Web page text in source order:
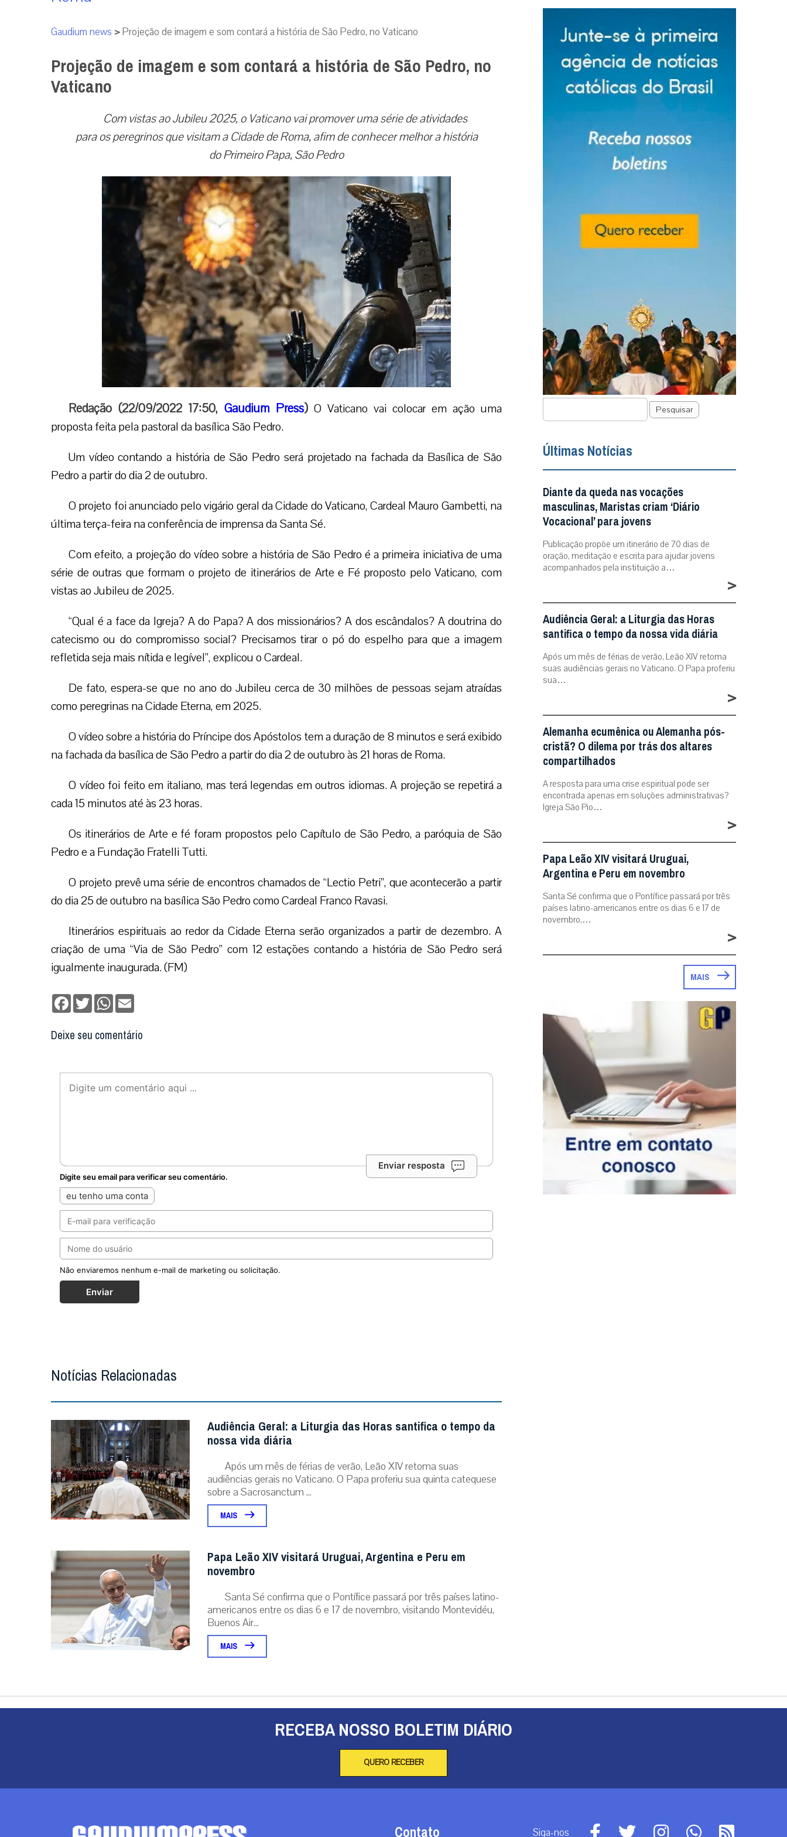
Gaudium news >Projeção de imagem e som contará a história de São Pedro, no Vaticano
Projeção de imagem e som contará a história de São Pedro, no
Vaticano
Com vistas ao Jubileu 2025, o Vaticano vai promover uma série de atividades
para os peregrinos que visitam a Cidade de Roma, afim de conhecer melhor a história
do Primeiro Papa, São Pedro
Redação (22/09/2022 17:50, Gaudium Press) O Vaticano vai colocar em ação uma
proposta feita pela pastoral da basílica São Pedro.
Um vídeo contando a história de São Pedro será projetado na fachada da Basílica de São
Pedro a partir do dia 2 de outubro.
O projeto foi anunciado pelo vigário geral da Cidade do Vaticano, Cardeal Mauro Gambetti, na
última terça-feira na conferência de imprensa da Santa Sé.
Com efeito, a projeção do vídeo sobre a história de São Pedro é a primeira iniciativa de uma
série de outras que formam o projeto de itinerários de Arte e Fé proposto pelo Vaticano, com
vistas ao Jubileu de 2025.
“Qual é a face da Igreja? A do Papa? A dos missionários? A dos escândalos? A doutrina do
catecismo ou do compromisso social? Precisamos tirar o pó do espelho para que a imagem
refletida seja mais nítida e legível”, explicou o Cardeal.
De fato, espera-se que no ano do Jubileu cerca de 30 milhões de pessoas sejam atraídas
como peregrinas na Cidade Eterna, em 2025.
O vídeo sobre a história do Príncipe dos Apóstolos tem a duração de 8 minutos e será exibido
na fachada da basílica de São Pedro a partir do dia 2 de outubro às 21 horas de Roma.
O vídeo foi feito em italiano, mas terá legendas em outros idiomas. A projeção se repetirá a
cada 15 minutos até às 23 horas.
Os itinerários de Arte e fé foram propostos pelo Capítulo de São Pedro, a paróquia de São
Pedro e a Fundação Fratelli Tutti.
O projeto prevê uma série de encontros chamados de “Lectio Petri”, que acontecerão a partir
do dia 25 de outubro na basílica São Pedro como Cardeal Franco Ravasi.
Itinerários espirituais ao redor da Cidade Eterna serão organizados a partir de dezembro. A
criação de uma “Via de São Pedro” com 12 estações contando a história de São Pedro será
igualmente inaugurada. (FM)
Facebook
TwitterWhatsApp
Deixe seu comentário
Enviar resposta
Digite seu email para verificar seu comentário.
eu tenho uma conta
Não enviaremos nenhum e-mail de marketing ou solicitação.
Enviar
Notícias Relacionadas
Audiência Geral: a Liturgia das Horas santifica o tempo da
nossa vida diária
Após um mês de férias de verão, Leão XIV retoma suas
audiências gerais no Vaticano. O Papa proferiu sua quinta catequese
sobre a Sacrosanctum ...
MAIS
Papa Leão XIV visitará Uruguai, Argentina e Peru em
novembro
Santa Sé confirma que o Pontífice passará por três países latino-
americanos entre os dias 6 e 17 de novembro, visitando Montevidéu,
Buenos Air...
MAIS
Pesquisar
Últimas Notícias
Diante da queda nas vocações
masculinas, Maristas criam ‘Diário
Vocacional’ para jovens
Publicação propõe um itinerário de 70 dias de
oração, meditação e escrita para ajudar jovens
acompanhados pela instituição a…
>
Audiência Geral: a Liturgia das Horas
santifica o tempo da nossa vida diária
Após um mês de férias de verão, Leão XIV retoma
suas audiências gerais no Vaticano. O Papa proferiu
sua…
>
Alemanha ecumênica ou Alemanha pós-
cristã? O dilema por trás dos altares
compartilhados
A resposta para uma crise espiritual pode ser
encontrada apenas em soluções administrativas?
Igreja São Pio…
>
Papa Leão XIV visitará Uruguai,
Argentina e Peru em novembro
Santa Sé confirma que o Pontífice passará por três
países latino-americanos entre os dias 6 e 17 de
novembro,…
>
MAIS
RECEBA NOSSO BOLETIM DIÁRIO
QUERO RECEBER
Siga-nos